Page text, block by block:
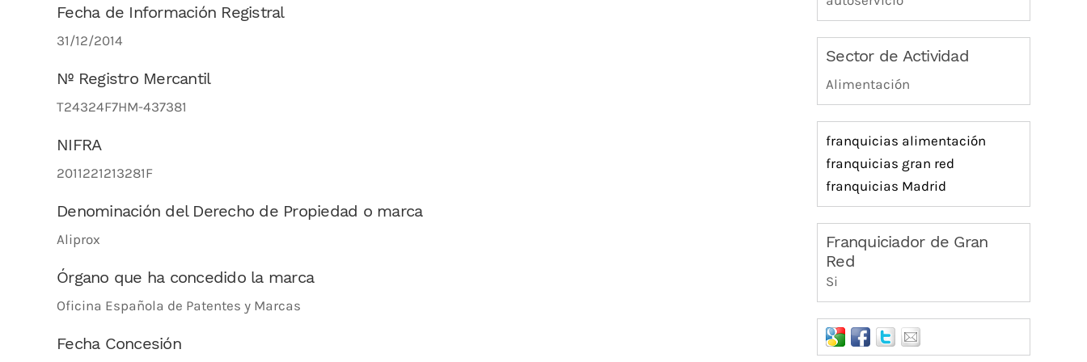
Sector de Actividad
Alimentación
franquicias alimentación
franquicias gran red
franquicias Madrid
Franquiciador de Gran
Red
Si
Fecha de Información Registral
31/12/2014
Nº Registro Mercantil
T24324F7HM-437381
NIFRA
2011221213281F
Denominación del Derecho de Propiedad o marca
Aliprox
Órgano que ha concedido la marca
Oficina Española de Patentes y Marcas
Fecha Concesión